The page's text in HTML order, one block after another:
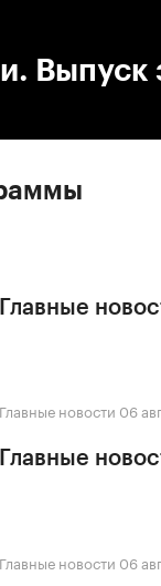
Главные
Главные новости 06
Главные
Главные новости 06